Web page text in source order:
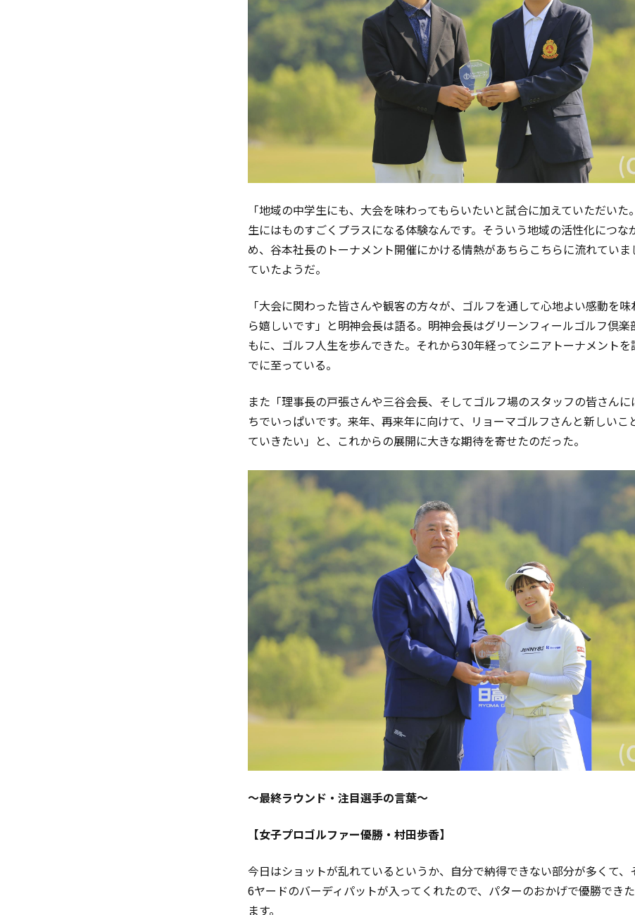
「地域の中学生にも、大会を味わってもらいたいと試合に加えていただいた
生にはものすごくプラスになる体験なんです。そういう地域の活性化につな
め、谷本社長のトーナメント開催にかける情熱があちらこちらに流れていま
ていたようだ。
「大会に関わった皆さんや観客の方々が、ゴルフを通して心地よい感動を味
ら嬉しいです」と明神会長は語る。明神会長はグリーンフィールゴルフ倶楽
もに、ゴルフ人生を歩んできた。それから30年経ってシニアトーナメントを
でに至っている。
また「理事長の戸張さんや三谷会長、そしてゴルフ場のスタッフの皆さん
ちでいっぱいです。来年、再来年に向けて、リョーマゴルフさんと新しいこ
ていきたい」と、これからの展開に大きな期待を寄せたのだった。
～最終ラウンド・注目選手の言葉～
【女子プロゴルファー優勝・村田歩香】
今日はショットが乱れているというか、自分で納得できない部分が多くて、
6ヤードのバーディパットが入ってくれたので、パターのおかげで優勝でき
ます。